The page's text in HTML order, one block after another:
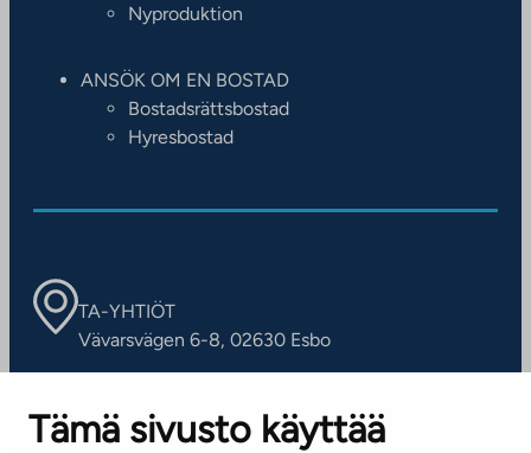
Tämä sivusto käyttää
Nyproduktion
ANSÖK OM EN BOSTAD
Bostadsrättsbostad
Hyresbostad
TA-YHTIÖT
Vävarsvägen 6-8, 02630 Esbo
Kontaktinformation